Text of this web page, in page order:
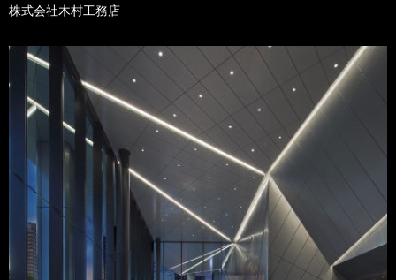
株式会社木村工務店